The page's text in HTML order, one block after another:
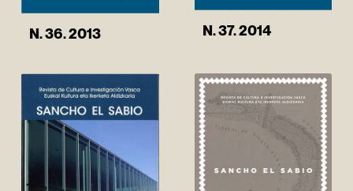
N. 36. 2013 N. 37. 2014